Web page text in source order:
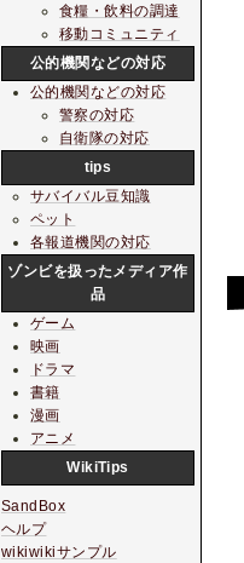
食糧・飲料の調達
移動コミュニティ
公的機関などの対応
公的機関などの対応
警察の対応
自衛隊の対応
tips
サバイバル豆知識
ペット
各報道機関の対応
ゾンビを扱ったメディア作
品
ゲーム
映画
ドラマ
書籍
漫画
アニメ
WikiTips
SandBox
ヘルプ
wikiwikiサンプル